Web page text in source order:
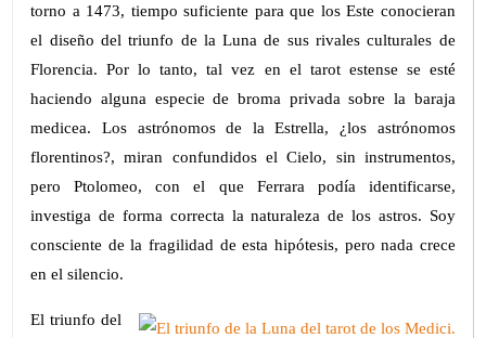
torno a 1473, tiempo suficiente para que los Este conocieran
el diseño del triunfo de la Luna de sus rivales culturales de
Florencia. Por lo tanto, tal vez en el tarot estense se esté
haciendo alguna especie de broma privada sobre la baraja
medicea. Los astrónomos de la Estrella, ¿los astrónomos
florentinos?, miran confundidos el Cielo, sin instrumentos,
pero Ptolomeo, con el que Ferrara podía identificarse,
investiga de forma correcta la naturaleza de los astros. Soy
consciente de la fragilidad de esta hipótesis, pero nada crece
en el silencio.
El triunfo del